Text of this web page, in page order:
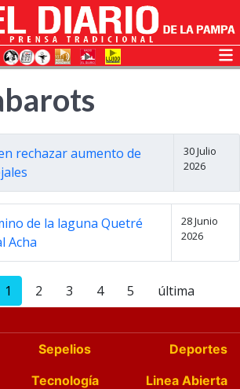
rechazar aumento de
30 Julio
2026
de la laguna Quetré
Acha
28 Junio
2026
1 2 3 4 5 última
Sepelios
Deportes
Tecnología
Linea Abierta